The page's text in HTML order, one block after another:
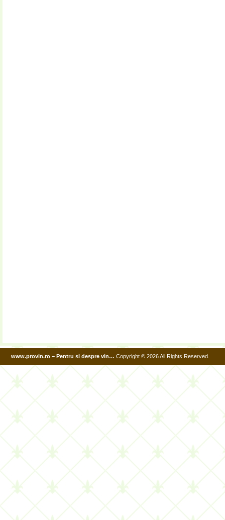
www.provin.ro – Pentru si despre vin… Copyright © 2026 All Rights Reserved.